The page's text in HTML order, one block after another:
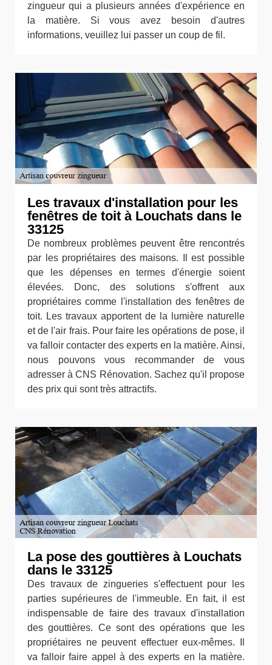
zingueur qui a plusieurs années d'expérience en
la matière. Si vous avez besoin d'autres
informations, veuillez lui passer un coup de fil.
Les travaux d'installation pour les
fenêtres de toit à Louchats dans le
33125
De nombreux problèmes peuvent être rencontrés
par les propriétaires des maisons. Il est possible
que les dépenses en termes d'énergie soient
élevées. Donc, des solutions s'offrent aux
propriétaires comme l'installation des fenêtres de
toit. Les travaux apportent de la lumière naturelle
et de l'air frais. Pour faire les opérations de pose, il
va falloir contacter des experts en la matière. Ainsi,
nous pouvons vous recommander de vous
adresser à CNS Rénovation. Sachez qu'il propose
des prix qui sont très attractifs.
La pose des gouttières à Louchats
dans le 33125
Des travaux de zingueries s'effectuent pour les
parties supérieures de l'immeuble. En fait, il est
indispensable de faire des travaux d'installation
des gouttières. Ce sont des opérations que les
propriétaires ne peuvent effectuer eux-mêmes. Il
va falloir faire appel à des experts en la matière.